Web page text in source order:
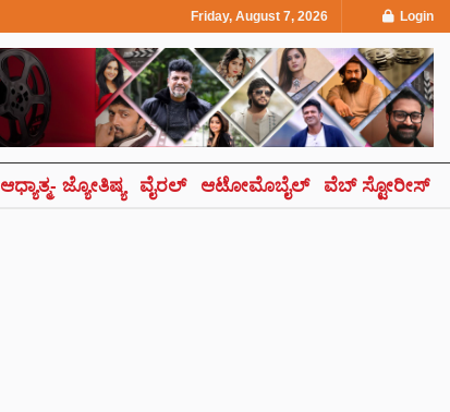
Friday, August 7, 2026 Login
ಆಧ್ಯಾತ್ಮ- ಜ್ಯೋತಿಷ್ಯ ವೈರಲ್ ಆಟೋಮೊಬೈಲ್ ವೆಬ್ ಸ್ಟೋರೀಸ್